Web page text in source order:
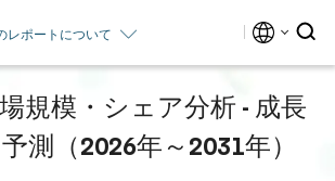
レポートについて
規模・シェア分析 - 成長
測（2026年～2031年）